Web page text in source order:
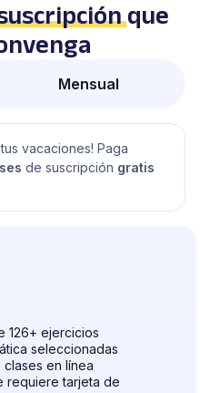
que
Mensual
vacaciones! Paga
de suscripción gratis
126+ ejercicios
seleccionadas
en línea
requiere tarjeta de